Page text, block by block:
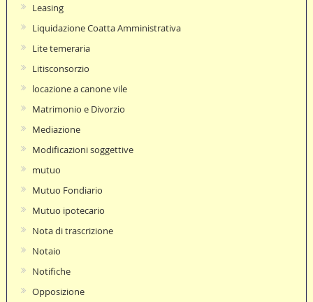
Leasing
Liquidazione Coatta Amministrativa
Lite temeraria
Litisconsorzio
locazione a canone vile
Matrimonio e Divorzio
Mediazione
Modificazioni soggettive
mutuo
Mutuo Fondiario
Mutuo ipotecario
Nota di trascrizione
Notaio
Notifiche
Opposizione